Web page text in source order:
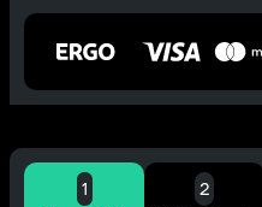
1 2